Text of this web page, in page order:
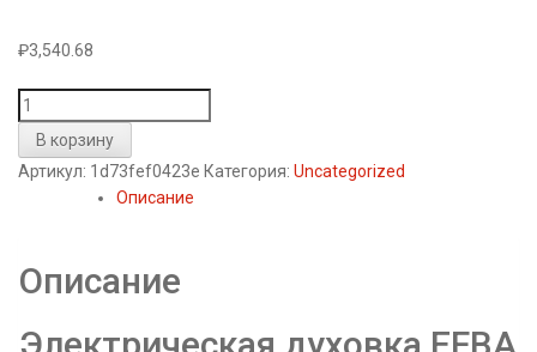
₽3,540.68
Количество
товара
Электрическая
духовка
GREEN
36
В корзину
Артикул: 1d73fef0423e Категория: Uncategorized
Описание
Описание